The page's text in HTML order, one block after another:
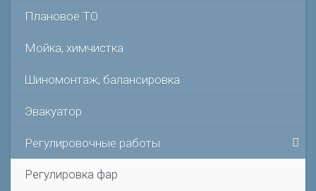
Плановое ТО
Мойка, химчистка
Шиномонтаж, балансировка
Эвакуатор
Регулировочные работы
Регулировка фар